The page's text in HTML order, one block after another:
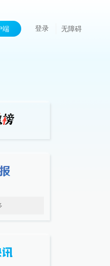
端 登录 无障碍